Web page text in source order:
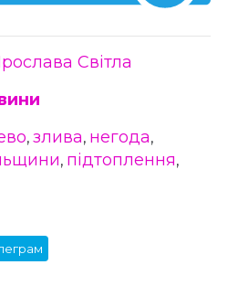
Світла
, злива, негода,
, підтоплення,